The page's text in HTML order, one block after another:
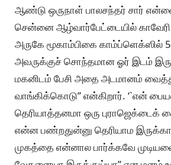
ஆண்டு ஒருநாள் பாலசந்தர் சார்
சென்னை ஆழ்வார்பேட்டையில்
அருகே மூகாம்பிகை காம்ப்ளெக்ஸில்
அவருக்குச் சொந்தமான ஓர் இடம்
மகனிடம் பேசி அதை அடமானம்
வாங்கிக்கொடு’’ என்கிறார். ‘`என்
தெரியாத்தனமா ஒரு புராஜெக்டைக்
என்ன பண்றதுன்னு தெரியாம
முகத்தை என்னால பார்க்கவே